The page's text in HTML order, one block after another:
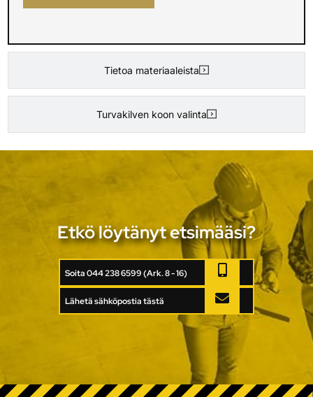
Tietoa materiaaleista
Turvakilven koon valinta
Etkö löytänyt etsimääsi?
Soita 044 238 6599 (Ark. 8 - 16)
Lähetä sähköpostia tästä